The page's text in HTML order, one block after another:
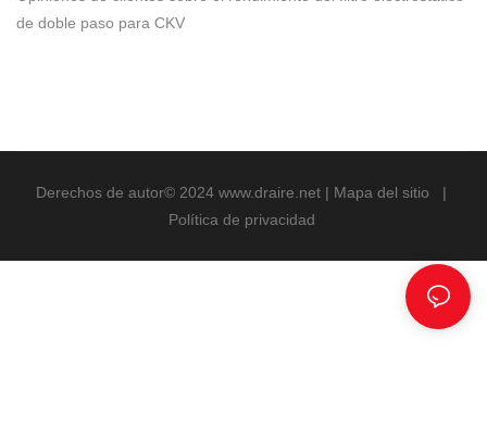
de doble paso para CKV
Derechos de autor© 2024 www.draire.net | Mapa del sitio
|
Política de privacidad